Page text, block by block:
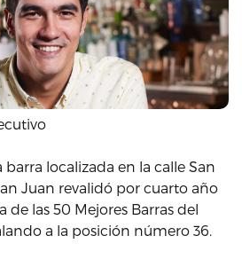
barra localizada en la calle San
Juan revalidó por cuarto año
de las 50 Mejores Barras del
a la posición número 36.